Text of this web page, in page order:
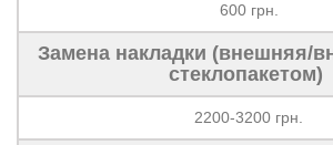
600 грн.
Замена накладки (внешняя/
стеклопакетом)
2200-3200 грн.